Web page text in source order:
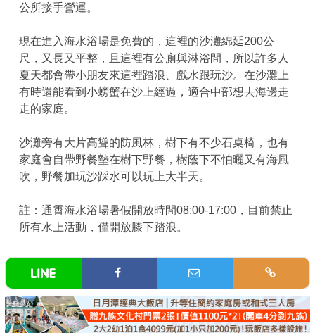
公所接手營運。
現在進入海水浴場是免費的，這裡的沙灘綿延200公
尺，又長又平整，且這裡有公廁與淋浴間，所以許多人
夏天都會帶小朋友來這裡踏浪、戲水跟玩沙。在沙灘上
有時還能看到小螃蟹在沙上經過，適合中部想去海邊走
走的家庭。
沙灘旁有大片高聳的防風林，樹下有不少石桌椅，也有
家庭會自帶野餐墊在樹下野餐，樹蔭下不怕曬又有海風
吹，野餐加玩沙踩水可以玩上大半天。
註：通霄海水浴場暑假開放時間08:00-17:00，目前禁止
所有水上活動，僅開放膝下踏浪。